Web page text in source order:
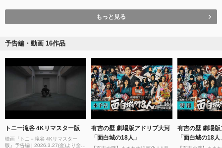
もっと見る
予告編・動画 16作品
トニー滝谷 4Kリマスター版
映画『トニ－滝谷 4Kリマスター
版』予告編 | 2026.3.27(金)より全国
有吉の壁 劇場版アドリブ大河
「面白城の18人」
有吉の壁 劇場
「面白城の18人